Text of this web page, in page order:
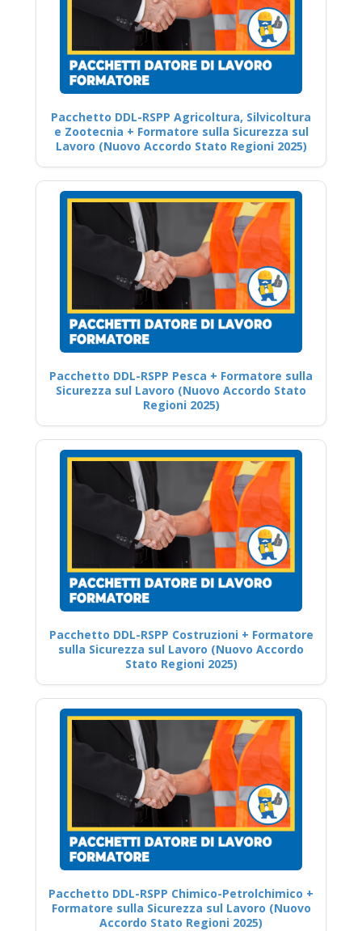
Pacchetto DDL-RSPP Agricoltura, Silvicoltura
e Zootecnia + Formatore sulla Sicurezza sul
Lavoro (Nuovo Accordo Stato Regioni 2025)
Pacchetto DDL-RSPP Pesca + Formatore sulla
Sicurezza sul Lavoro (Nuovo Accordo Stato
Regioni 2025)
Pacchetto DDL-RSPP Costruzioni + Formatore
sulla Sicurezza sul Lavoro (Nuovo Accordo
Stato Regioni 2025)
Pacchetto DDL-RSPP Chimico-Petrolchimico +
Formatore sulla Sicurezza sul Lavoro (Nuovo
Accordo Stato Regioni 2025)